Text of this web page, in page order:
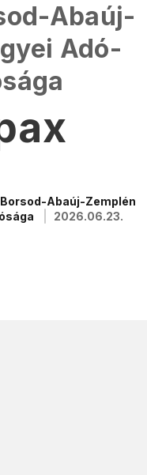
Abaúj-
Adó-
Abaúj-Zemplén
2026.06.23.